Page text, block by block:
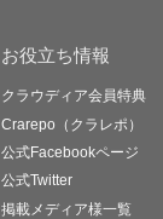
お役立ち情報
クラウディア会員特典
Crarepo（クラレポ）
公式Facebookページ
公式Twitter
掲載メディア様一覧